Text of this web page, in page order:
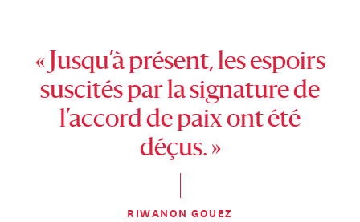
« Jusqu’à présent, les espoirs
suscités par la signature de
l’accord de paix ont été
déçus. »
RIWANON GOUEZ